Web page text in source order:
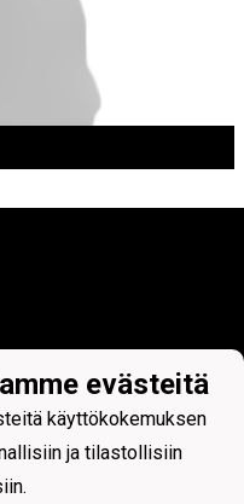
evästeitä
käyttökokemuksen
ja tilastollisiin